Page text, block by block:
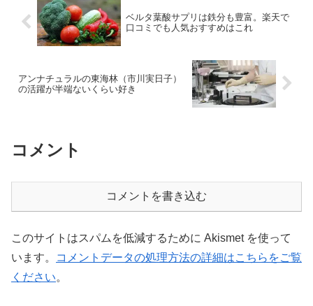
ベルタ葉酸サプリは鉄分も豊富。楽天で
口コミでも人気おすすめはこれ
アンナチュラルの東海林（市川実日子）
の活躍が半端ないくらい好き
コメント
コメントを書き込む
このサイトはスパムを低減するために Akismet を使って
います。
コメントデータの処理方法の詳細はこちらをご覧
ください。